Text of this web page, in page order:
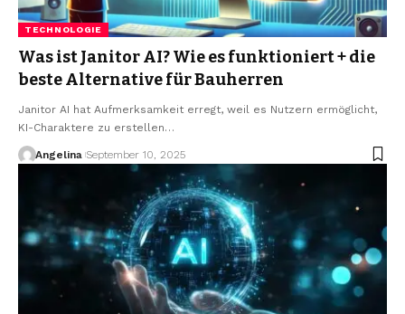
TECHNOLOGIE
Was ist Janitor AI? Wie es funktioniert + die
beste Alternative für Bauherren
Janitor AI hat Aufmerksamkeit erregt, weil es Nutzern ermöglicht,
KI-Charaktere zu erstellen…
Angelina September 10, 2025